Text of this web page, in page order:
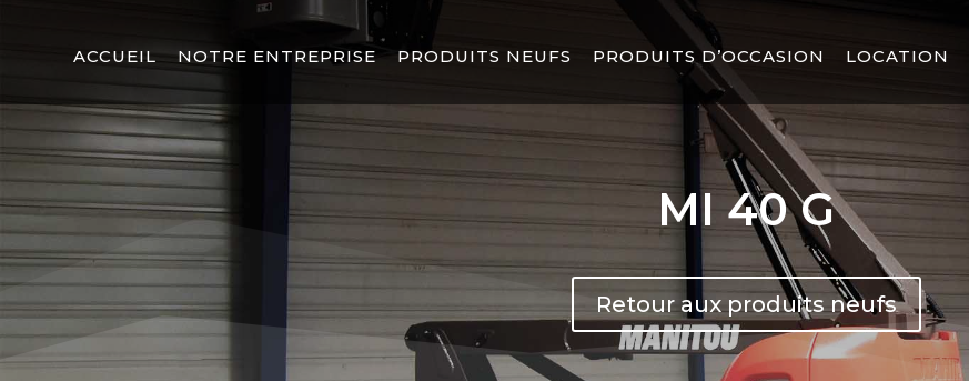
ACCUEIL NOTRE ENTREPRISE PRODUITS NEUFS PRODUITS D’OCCASION LOCATION
MI 40 G
Retour aux produits neufs